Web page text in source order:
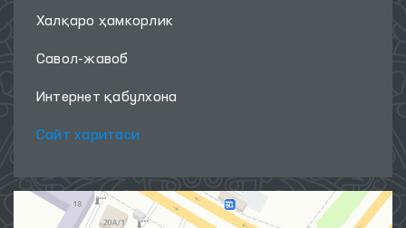
Халқаро ҳамкорлик
Савол-жавоб
Интернет қабулхона
Сайт харитаси